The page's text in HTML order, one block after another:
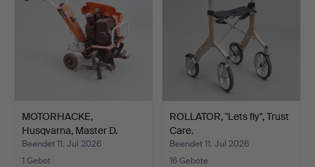
MOTORHACKE,
Husqvarna, Master D.
Beendet 11. Jul 2026
1 Gebot
ROLLATOR, "Lets fly", Trust
Care.
Beendet 11. Jul 2026
16 Gebote